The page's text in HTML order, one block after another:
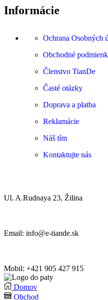
Informácie
Ochrana Osobných
Obchodné
Členstvo TianDe
Časté otázky
Doprava a platba
Reklamácie
Náš tím
Kontaktujte nás
Ul. A.Rudnaya 23, Žilina
Email: info@e-tiande.sk
Mobil: +421 905 427 915
Domov
Obchod